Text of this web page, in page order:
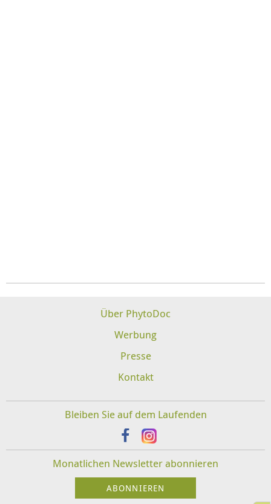
Über PhytoDoc
Werbung
Presse
Kontakt
Bleiben Sie auf dem Laufenden
Monatlichen Newsletter abonnieren